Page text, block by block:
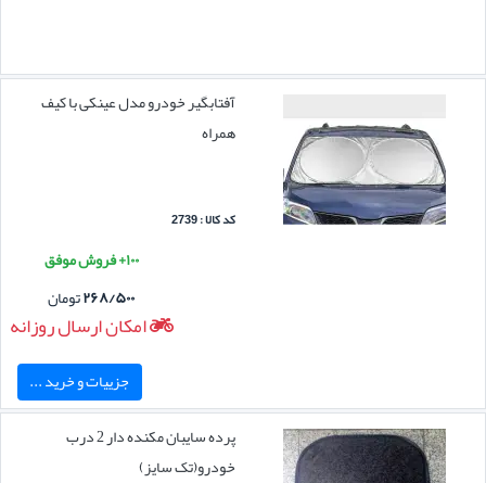
آفتابگیر خودرو مدل عینکی با کیف
همراه
کد کالا : 2739
۱۰۰+ فروش موفق
۲۶۸/۵۰۰تومان
امکان ارسال روزانه
جزییات و خرید ...
پرده سایبان مکنده دار 2 درب
خودرو(تک سایز)